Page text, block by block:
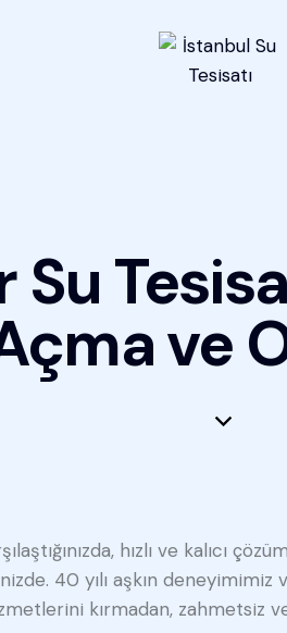
ve
hızlı ve kalıcı
40 yılı aşkın deneyimimiz
kırmadan, zahmetsiz